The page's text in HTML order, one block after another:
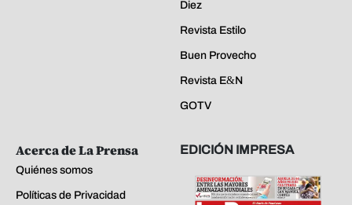
Diez
Revista Estilo
Buen Provecho
Revista E&N
GOTV
Acerca de La Prensa
Quiénes somos
Políticas de Privacidad
EDICIÓN IMPRESA